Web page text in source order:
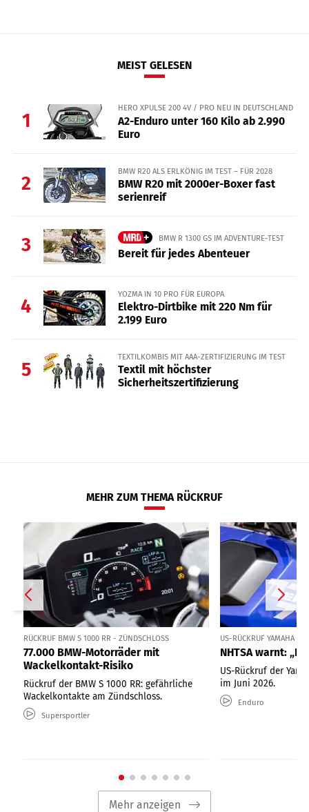
MEIST GELESEN
1
HERO XPULSE 200 4V / PRO NEU IN DEUTSCHLAND
A2-Enduro unter 160 Kilo ab 2.990
Euro
2
BMW R20 ALS ERLKÖNIG IM TEST – FÜR 2028
BMW R20 mit 2000er-Boxer fast
serienreif
3 BMW R 1300 GS IM ADVENTURE-TEST
Bereit für jedes Abenteuer
4
YOZMA IN 10 PRO FÜR EUROPA
Elektro-Dirtbike mit 220 Nm für
2.199 Euro
5
TEXTILKOMBIS MIT AAA-ZERTIFIZIERUNG IM TEST
Textil mit höchster
Sicherheitszertifizierung
MEHR ZUM THEMA RÜCKRUF
RÜCKRUF BMW S 1000 RR - ZÜNDSCHLOSS
77.000 BMW-Motorräder mit
Wackelkontakt-Risiko
Rückruf der BMW S 1000 RR: gefährliche
Wackelkontakte am Zündschloss.
Supersportler
US-RÜCKRUF YAMAHA
NHTSA warnt:
US-Rückruf der
im Juni 2026.
Enduro
Mehr anzeigen